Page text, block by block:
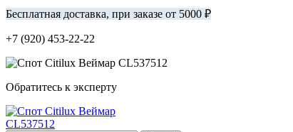
Бесплатная доставка, при заказе от 5000 ₽
+7 (920) 453-22-22
Обратитесь к эксперту